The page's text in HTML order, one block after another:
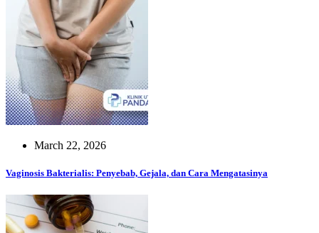
March 22, 2026
Vaginosis Bakterialis: Penyebab, Gejala, dan Cara Mengatasinya